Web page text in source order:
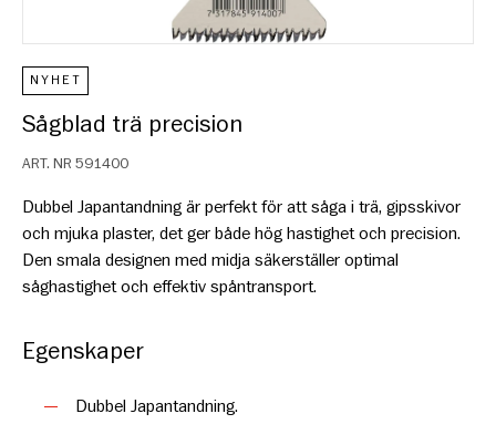
NYHET
Sågblad trä precision
ART. NR 591400
Dubbel Japantandning är perfekt för att såga i trä, gipsskivor
och mjuka plaster, det ger både hög hastighet och precision.
Den smala designen med midja säkerställer optimal
såghastighet och effektiv spåntransport.
Egenskaper
Dubbel Japantandning.